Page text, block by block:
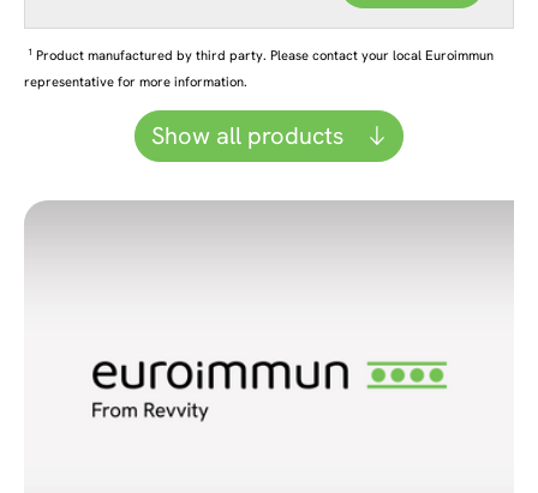
1 Product manufactured by third party. Please contact your local Euroimmun
representative for more information.
Show all products